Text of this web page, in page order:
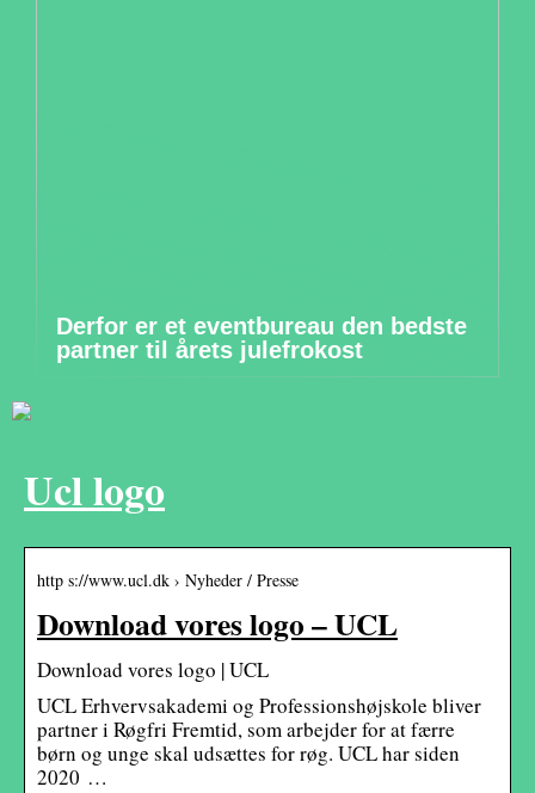
Derfor er et eventbureau den bedste
partner til årets julefrokost
Ucl logo
http s://www.ucl.dk › Nyheder / Presse
Download vores logo – UCL
Download vores logo | UCL
UCL Erhvervsakademi og Professionshøjskole bliver
partner i Røgfri Fremtid, som arbejder for at færre
børn og unge skal udsættes for røg. UCL har siden
2020 …